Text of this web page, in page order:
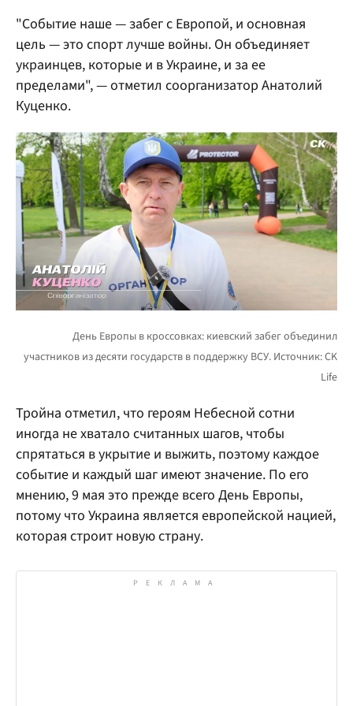
"Событие наше — забег с Европой, и основная
цель — это спорт лучше войны. Он объединяет
украинцев, которые и в Украине, и за ее
пределами", — отметил соорганизатор Анатолий
Куценко.
Тройна отметил, что героям Небесной сотни
иногда не хватало считанных шагов, чтобы
спрятаться в укрытие и выжить, поэтому каждое
событие и каждый шаг имеют значение. По его
мнению, 9 мая это прежде всего День Европы,
потому что Украина является европейской нацией,
которая строит новую страну.